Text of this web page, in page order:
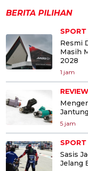
BERITA PILIHAN
SPORT
Resmi
Masih
2028
1 jam
REVIEW
5 jam
SPORT
Sasis
Jelang